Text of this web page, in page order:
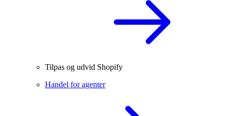
Tilpas og udvid Shopify
Handel for agenter